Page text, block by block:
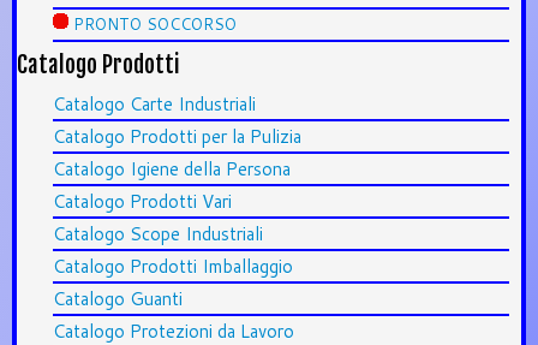
PRONTO SOCCORSO
Catalogo Prodotti
Catalogo Carte Industriali
Catalogo Prodotti per la Pulizia
Catalogo Igiene della Persona
Catalogo Prodotti Vari
Catalogo Scope Industriali
Catalogo Prodotti Imballaggio
Catalogo Guanti
Catalogo Protezioni da Lavoro